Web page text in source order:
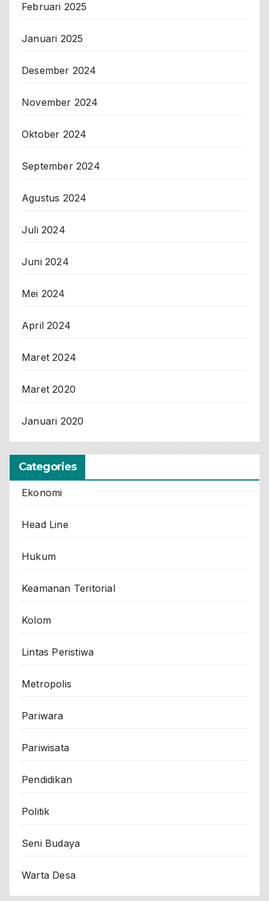
Februari 2025
Januari 2025
Desember 2024
November 2024
Oktober 2024
September 2024
Agustus 2024
Juli 2024
Juni 2024
Mei 2024
April 2024
Maret 2024
Maret 2020
Januari 2020
Categories
Ekonomi
Head Line
Hukum
Keamanan Teritorial
Kolom
Lintas Peristiwa
Metropolis
Pariwara
Pariwisata
Pendidikan
Politik
Seni Budaya
Warta Desa